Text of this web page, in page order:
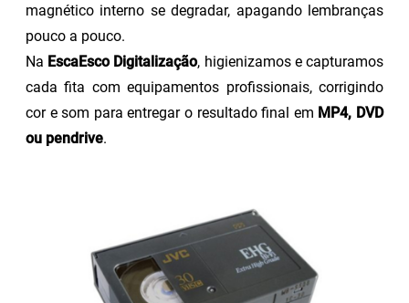
magnético interno se degradar, apagando lembranças
pouco a pouco.
Na EscaEsco Digitalização, higienizamos e capturamos
cada fita com equipamentos profissionais, corrigindo
cor e som para entregar o resultado final em MP4, DVD
ou pendrive.